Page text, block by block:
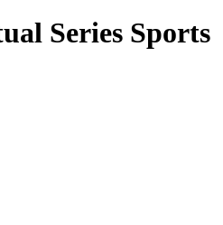
Series Sports